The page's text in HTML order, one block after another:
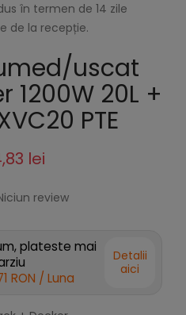
în termen de 14 zile
de la recepție.
uscat
1200W 20L +
PTE
lei
review
plateste mai
RON / Luna
Detalii
aici